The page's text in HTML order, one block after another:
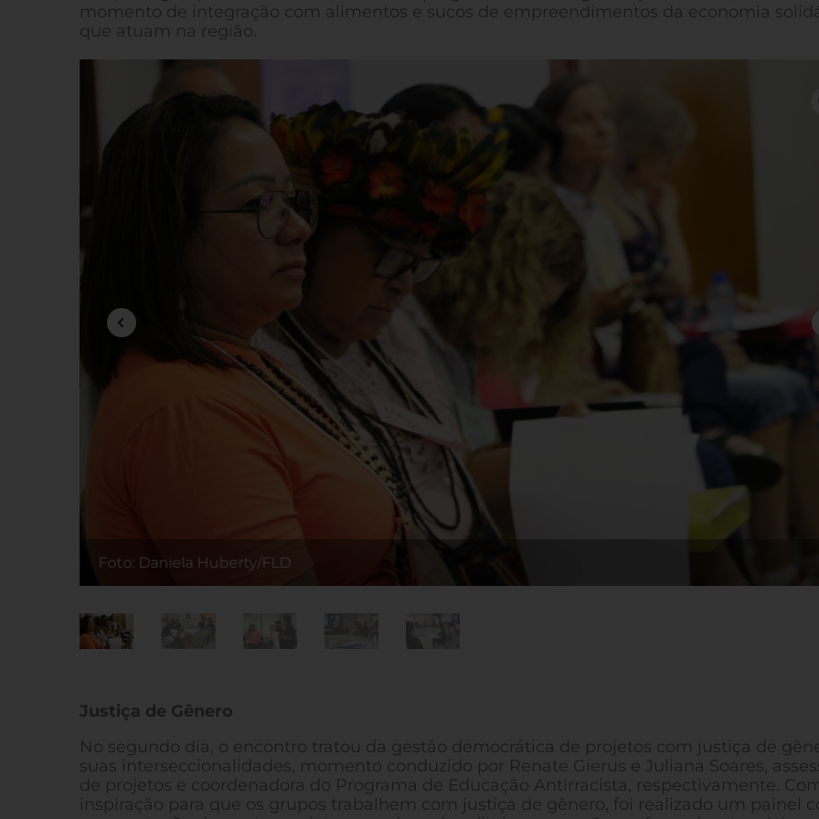
momento de integração com alimentos e sucos de empreendimentos da economia
que atuam na região.
Foto: Daniela Huberty/FLD
Justiça de Gênero
No segundo dia, o encontro tratou da gestão democrática de projetos com justiça de
suas interseccionalidades, momento conduzido por Renate Gierus e Juliana Soares,
de projetos e coordenadora do Programa de Educação Antirracista, respectivamente.
inspiração para que os grupos trabalhem com justiça de gênero, foi realizado um painel